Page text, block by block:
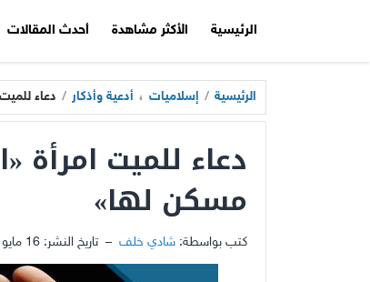
الرئيسية الأكثر مشاهدة أحدث المقالات
الرئيسية / إسلاميات ، أدعية وأذكار / دعاء
دعاء للميت امرأة
مسكن لها»
كتب بواسطة: شادي خلف – تاريخ النشر: 16 مايو 2025 - 10:43ص